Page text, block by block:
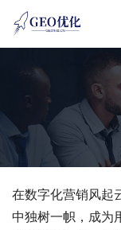
在数字化营销风起
中独树一帜，成为